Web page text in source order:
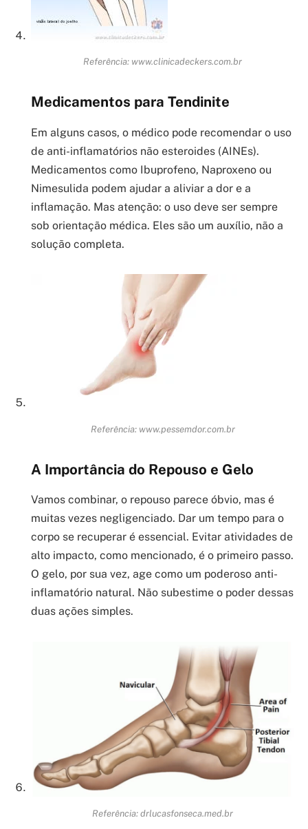
Referência: www.clinicadeckers.com.br
Medicamentos para Tendinite
Em alguns casos, o médico pode recomendar o uso
de anti-inflamatórios não esteroides (AINEs).
Medicamentos como Ibuprofeno, Naproxeno ou
Nimesulida podem ajudar a aliviar a dor e a
inflamação. Mas atenção: o uso deve ser sempre
sob orientação médica. Eles são um auxílio, não a
solução completa.
Referência: www.pessemdor.com.br
A Importância do Repouso e Gelo
Vamos combinar, o repouso parece óbvio, mas é
muitas vezes negligenciado. Dar um tempo para o
corpo se recuperar é essencial. Evitar atividades de
alto impacto, como mencionado, é o primeiro passo.
O gelo, por sua vez, age como um poderoso anti-
inflamatório natural. Não subestime o poder dessas
duas ações simples.
Referência: drlucasfonseca.med.br